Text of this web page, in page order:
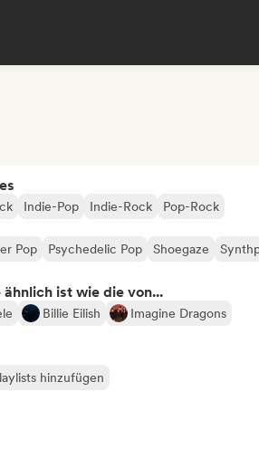
Indie-Pop Indie-Rock Pop-Rock
Pop Psychedelic Pop Shoegaze
ist wie die von...
Billie Eilish Imagine Dragons
hinzufügen